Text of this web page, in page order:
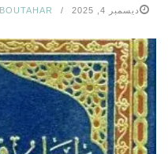
ديسمبر 4, 2025 BOUTAHAR